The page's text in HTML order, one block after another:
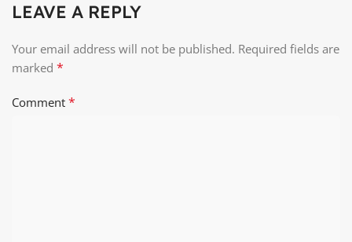
LEAVE A REPLY
Your email address will not be published. Required fields are
marked *
Comment *